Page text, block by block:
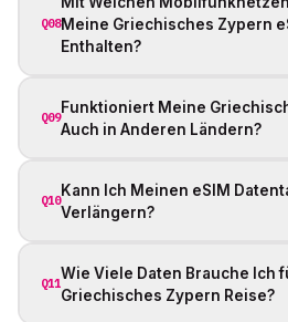
Q08Meine Griechisches Zypern
Enthalten?
Q09
Funktioniert Meine
Auch in Anderen Ländern?
Q10
Kann Ich Meinen eSIM
Verlängern?
Q11
Wie Viele Daten Brauche Ich
Griechisches Zypern Reise?